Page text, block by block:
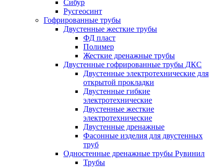
Сибур
Русгеосинт
Гофрированные трубы
Двустенные жесткие трубы
ФД пласт
Полимер
Жесткие дренажные трубы
Двустенные гофрированные трубы ДКС
Двустенные электротехнические для
открытой прокладки
Двустенные гибкие
электротехнические
Двустенные жесткие
электротехнические
Двустенные дренажные
Фасонные изделия для двустенных
труб
Одностенные дренажные трубы Рувинил
Трубы